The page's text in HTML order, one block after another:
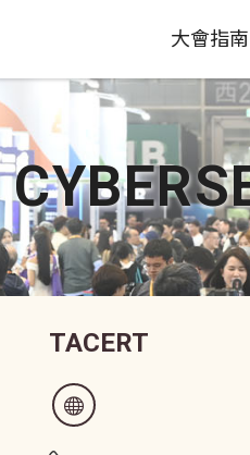
大會指南
TACERT